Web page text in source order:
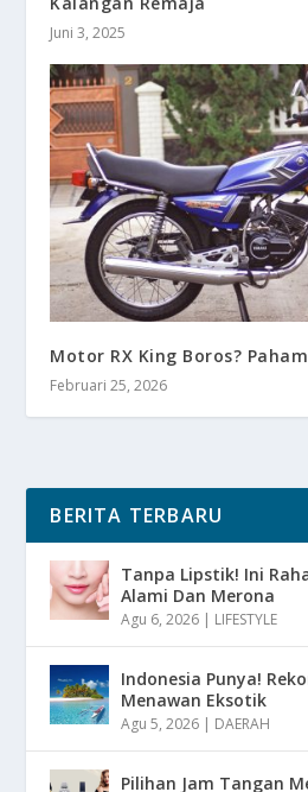
Juni 3, 2025
Motor RX King Boros?
Februari 25, 2026
BERITA TERBARU
Tanpa Lipstik! Ini
Alami Dan Merona
Agu 6, 2026 | LIFESTYLE
Indonesia Punya!
Menawan Eksotik
Agu 5, 2026 | DAERAH
Pilihan Jam Tangan